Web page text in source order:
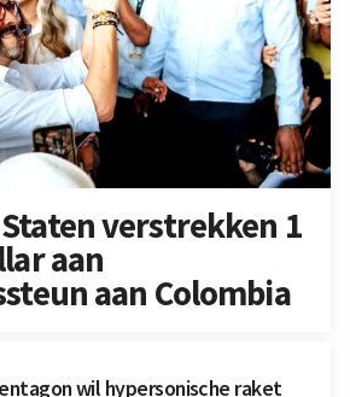
verstrekken 1
aan
aan Colombia
wil hypersonische raket